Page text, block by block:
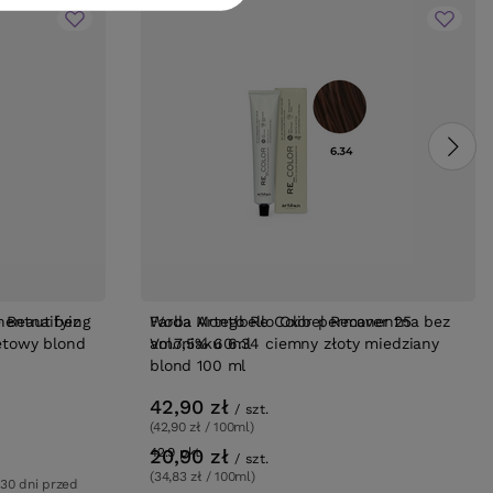
Beautifying
dni przed
Woda Montibello Oxibel Recover 25
Vol.7,5% 60ml
20,90 zł / szt.
(34,83 zł / 100ml)
bez
blond
Farba Artego Re Color permanentna bez
amoniaku 6.34 ciemny złoty miedziany
blond 100 ml
42,90 zł / szt.
(42,90 zł / 100ml)
42.9 pktpunktów